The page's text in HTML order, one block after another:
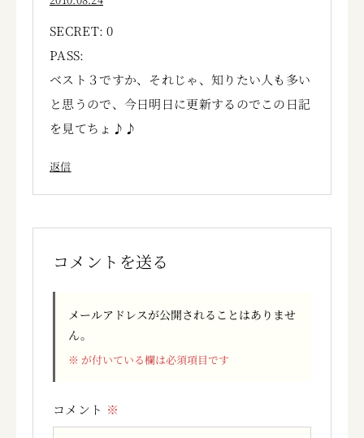
SECRET: 0
PASS:
ベスト３ですか、それじゃ、知りたい人も多い
と思うので、今日明日に更新するのでこの日記
を見てちょ♪♪
返信
コメントを送る
メールアドレスが公開されることはありませ
ん。
※ が付いている欄は必須項目です
コメント ※